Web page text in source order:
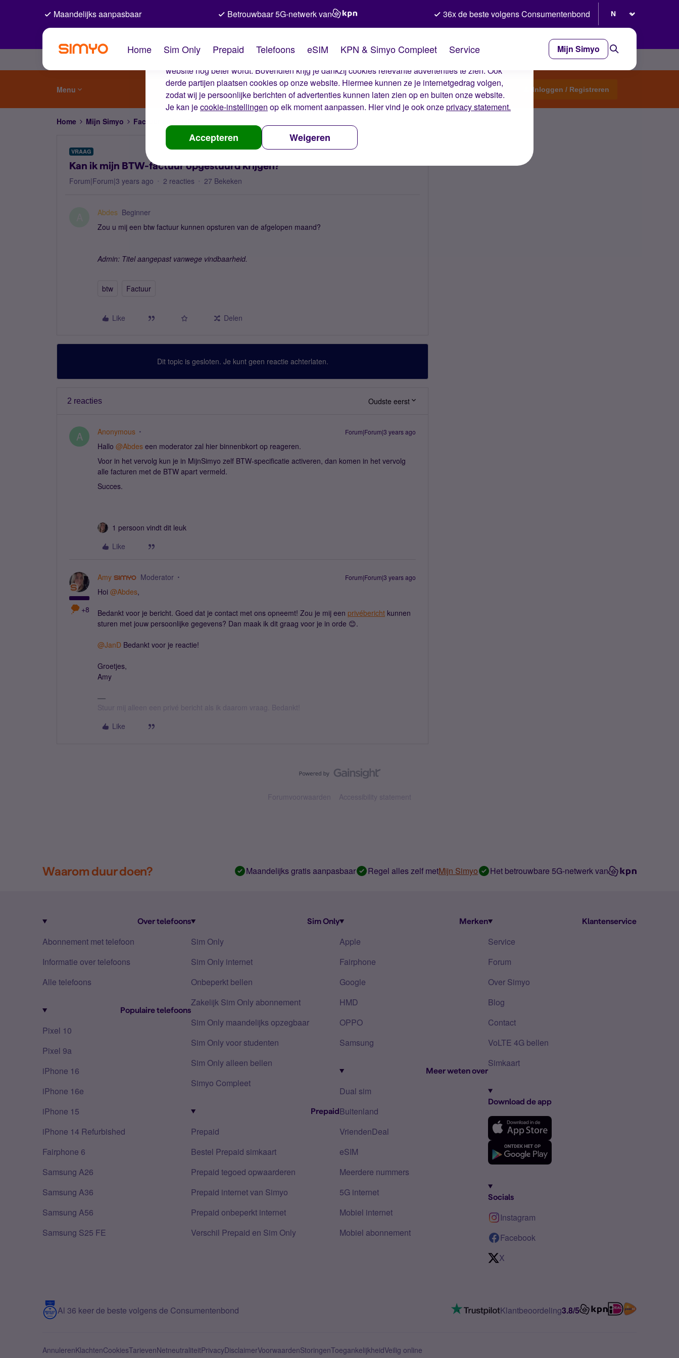
De cookies van Simyo
Wij gebruiken cookies op onze website. Met deze cookies zorgen wij ervoor dat je ervaring op de
website nog beter wordt. Bovendien krijg je dankzij cookies relevante advertenties te zien. Ook
derde partijen plaatsen cookies op onze website. Hiermee kunnen ze je internetgedrag volgen,
zodat wij je persoonlijke berichten of advertenties kunnen laten zien op en buiten onze website.
Je kan jecookie-instellingen op elk moment aanpassen. Hier vind je ook onzeprivacy statement.
Accepteren Weigeren
Maandelijks aanpasbaar Betrouwbaar 5G-netwerk van 36x de beste volgens Consumentenbond
Home Sim Only Prepaid Telefoons eSIM KPN & Simyo Compleet Service Mijn Simyo
Menu Start een topic Inloggen / Registreren
Home Mijn Simyo Factuur en betalen
VRAAG
Kan ik mijn BTW-factuur opgestuurd krijgen?
Forum|Forum|3 years ago 2 reacties 27 Bekeken
Abdes Beginner
Zou u mij een btw factuur kunnen opsturen van de afgelopen maand?
Admin: Titel aangepast vanwege vindbaarheid.
btw Factuur
Like Delen
Dit topic is gesloten. Je kunt geen reactie achterlaten.
2 reacties Oudste eerst
A Anonymous Forum|Forum|3 years ago
Hallo @Abdes een moderator zal hier binnenbkort op reageren.
Voor in het vervolg kun je in MijnSimyo zelf BTW-specificatie activeren, dan komen in het vervolg
alle facturen met de BTW apart vermeld.
Succes.
1 persoon vindt dit leuk
Like
+8
Amy Moderator Forum|Forum|3 years ago
Hoi @Abdes,
Bedankt voor je bericht. Goed dat je contact met ons opneemt! Zou je mij een privébericht kunnen
sturen met jouw persoonlijke gegevens? Dan maak ik dit graag voor je in orde 😊.
@JanD Bedankt voor je reactie!
Groetjes,
Amy
Stuur mij alleen een privé bericht als ik daarom vraag. Bedankt!
Like
Forumvoorwaarden Accessibility statement
Waarom duur doen? Maandelijks gratis aanpasbaar Regel alles zelf metMijn Simyo Het betrouwbare 5G-netwerk van
Over telefoons
Abonnement met telefoon
Informatie over telefoons
Alle telefoons
Populaire telefoons
Pixel 10
Pixel 9a
iPhone 16
iPhone 16e
iPhone 15
iPhone 14 Refurbished
Fairphone 6
Samsung A26
Samsung A36
Samsung A56
Samsung S25 FE
Sim Only
Sim Only
Sim Only internet
Onbeperkt bellen
Zakelijk Sim Only abonnement
Sim Only maandelijks opzegbaar
Sim Only voor studenten
Sim Only alleen bellen
Simyo Compleet
Prepaid
Prepaid
Bestel Prepaid simkaart
Prepaid tegoed opwaarderen
Prepaid internet van Simyo
Prepaid onbeperkt internet
Verschil Prepaid en Sim Only
Merken
Apple
Fairphone
Google
HMD
OPPO
Samsung
Meer weten over
Dual sim
Buitenland
VriendenDeal
eSIM
Meerdere nummers
5G internet
Mobiel internet
Mobiel abonnement
Klantenservice
Service
Forum
Over Simyo
Blog
Contact
VoLTE 4G bellen
Simkaart
Download de app
Socials
Instagram
Facebook
X
Al 36 keer de beste volgens de Consumentenbond Klantbeoordeling3.8/5
AnnulerenKlachtenCookiesTarievenNetneutraliteitPrivacyDisclaimerVoorwaardenStoringenToegankelijkheidVeilig online